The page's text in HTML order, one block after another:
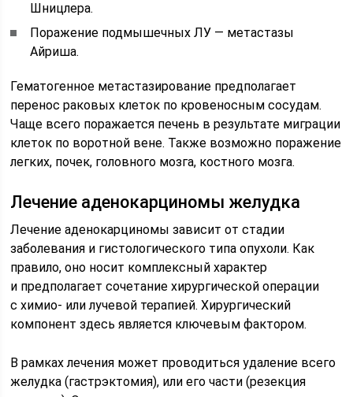
Шницлера.
Поражение подмышечных ЛУ — метастазы
Айриша.
Гематогенное метастазирование предполагает
перенос раковых клеток по кровеносным сосудам.
Чаще всего поражается печень в результате миграции
клеток по воротной вене. Также возможно поражение
легких, почек, головного мозга, костного мозга.
Лечение аденокарциномы желудка
Лечение аденокарциномы зависит от стадии
заболевания и гистологического типа опухоли. Как
правило, оно носит комплексный характер
и предполагает сочетание хирургической операции
с химио- или лучевой терапией. Хирургический
компонент здесь является ключевым фактором.
В рамках лечения может проводиться удаление всего
желудка (гастрэктомия), или его части (резекция